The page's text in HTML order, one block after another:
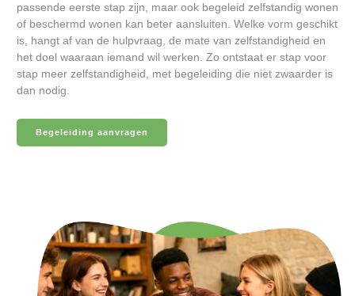
passende eerste stap zijn, maar ook begeleid zelfstandig wonen
of beschermd wonen kan beter aansluiten. Welke vorm geschikt
is, hangt af van de hulpvraag, de mate van zelfstandigheid en
het doel waaraan iemand wil werken. Zo ontstaat er stap voor
stap meer zelfstandigheid, met begeleiding die niet zwaarder is
dan nodig.
Begeleiding aanvragen